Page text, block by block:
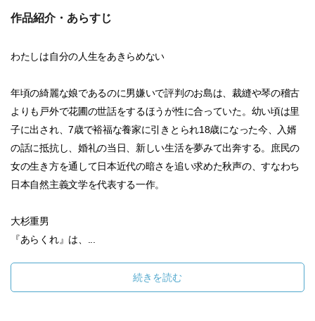
作品紹介・あらすじ
わたしは自分の人生をあきらめない
年頃の綺麗な娘であるのに男嫌いで評判のお島は、裁縫や琴の稽古
よりも戸外で花圃の世話をするほうが性に合っていた。幼い頃は里
子に出され、7歳で裕福な養家に引きとられ18歳になった今、入婿
の話に抵抗し、婚礼の当日、新しい生活を夢みて出奔する。庶民の
女の生き方を通して日本近代の暗さを追い求めた秋声の、すなわち
日本自然主義文学を代表する一作。
大杉重男
『あらくれ』は、...
続きを読む